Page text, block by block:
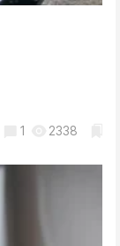
1 2338